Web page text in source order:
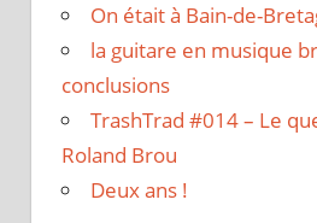
On était à Bain-de-
la guitare en musique
conclusions
TrashTrad #014 – Le
Roland Brou
Deux ans !